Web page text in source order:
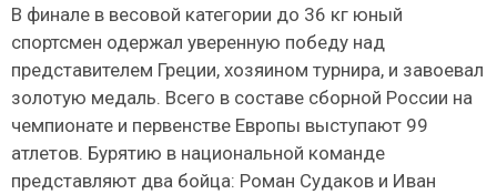
В финале в весовой категории до 36 кг юный
спортсмен одержал уверенную победу над
представителем Греции, хозяином турнира, и завоевал
золотую медаль. Всего в составе сборной России на
чемпионате и первенстве Европы выступают 99
атлетов. Бурятию в национальной команде
представляют два бойца: Роман Судаков и Иван